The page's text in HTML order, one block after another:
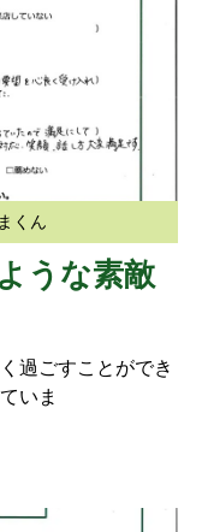
くん
うな素敵
過ごすことができ
いま